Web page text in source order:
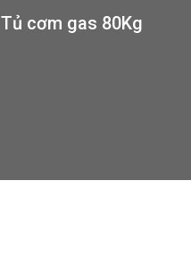
Tủ cơm gas 80Kg